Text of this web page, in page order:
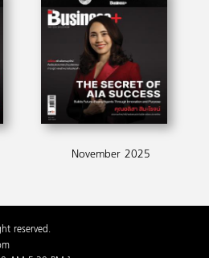
November 2025
reserved.